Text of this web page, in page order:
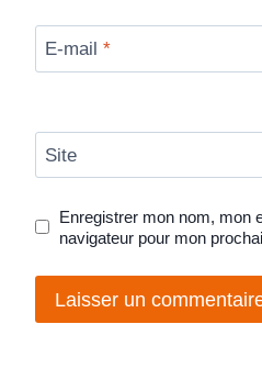
E-mail *
Site
Enregistrer mon nom, mon
navigateur pour mon